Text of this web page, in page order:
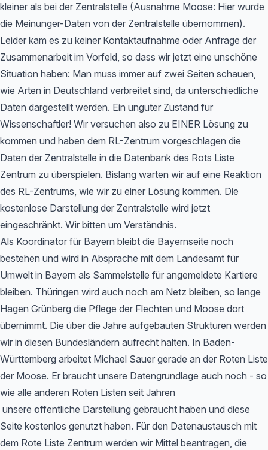
kleiner als bei der Zentralstelle (Ausnahme Moose: Hier wurde
die Meinunger-Daten von der Zentralstelle übernommen).
Leider kam es zu keiner Kontaktaufnahme oder Anfrage der
Zusammenarbeit im Vorfeld, so dass wir jetzt eine unschöne
Situation haben: Man muss immer auf zwei Seiten schauen,
wie Arten in Deutschland verbreitet sind, da unterschiedliche
Daten dargestellt werden. Ein unguter Zustand für
Wissenschaftler! Wir versuchen also zu EINER Lösung zu
kommen und haben dem RL-Zentrum vorgeschlagen die
Daten der Zentralstelle in die Datenbank des Rots Liste
Zentrum zu überspielen. Bislang warten wir auf eine Reaktion
des RL-Zentrums, wie wir zu einer Lösung kommen. Die
kostenlose Darstellung der Zentralstelle wird jetzt
eingeschränkt. Wir bitten um Verständnis.
Als Koordinator für Bayern bleibt die Bayernseite noch
bestehen und wird in Absprache mit dem Landesamt für
Umwelt in Bayern als Sammelstelle für angemeldete Kartiere
bleiben. Thüringen wird auch noch am Netz bleiben, so lange
Hagen Grünberg die Pflege der Flechten und Moose dort
übernimmt. Die über die Jahre aufgebauten Strukturen werden
wir in diesen Bundesländern aufrecht halten. In Baden-
Württemberg arbeitet Michael Sauer gerade an der Roten Liste
der Moose. Er braucht unsere Datengrundlage auch noch - so
wie alle anderen Roten Listen seit Jahren
unsere öffentliche Darstellung gebraucht haben und diese
Seite kostenlos genutzt haben. Für den Datenaustausch mit
dem Rote Liste Zentrum werden wir Mittel beantragen, die